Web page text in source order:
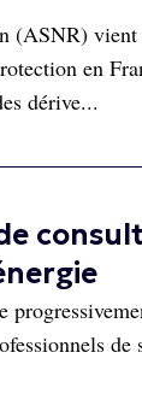
(ASNR)
en
dérive...